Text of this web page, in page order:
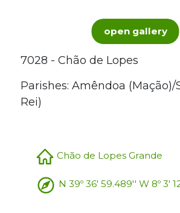
open gallery
7028 - Chão de Lopes
Parishes: Amêndoa (Mação)/
Rei)
Chão de Lopes Grande
N 39º 36' 59.489'' W 8º 3'